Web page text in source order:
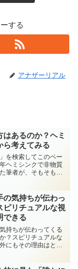
する
アナザーリアル
あるのか？ヘミ
ら考えてみる
を検索してこのペー
ヘミシンクで非物質
筆者が、そもそも魂
率直にお伝えしま
の気持ちが伝わっ
ピリチュアルな視
できる
持ちが伝わってくる
？スピリチュアルな
にもその理由はとて